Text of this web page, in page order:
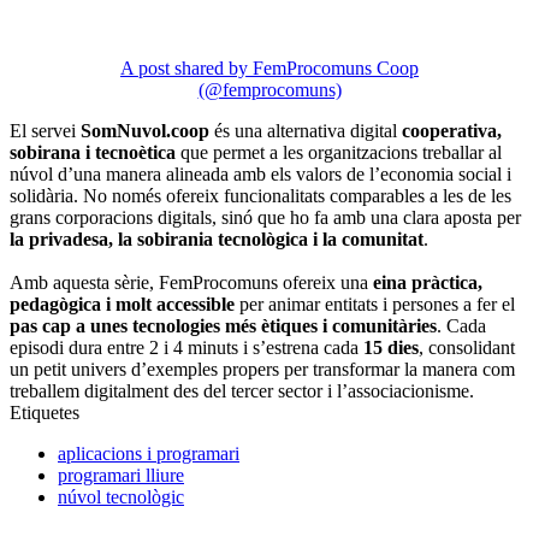
A post shared by FemProcomuns Coop
(@femprocomuns)
El servei SomNuvol.coop és una alternativa digital cooperativa,
sobirana i tecnoètica que permet a les organitzacions treballar al
núvol d’una manera alineada amb els valors de l’economia social i
solidària. No només ofereix funcionalitats comparables a les de les
grans corporacions digitals, sinó que ho fa amb una clara aposta per
la privadesa, la sobirania tecnològica i la comunitat.
Amb aquesta sèrie, FemProcomuns ofereix una eina pràctica,
pedagògica i molt accessible per animar entitats i persones a fer el
pas cap a unes tecnologies més ètiques i comunitàries. Cada
episodi dura entre 2 i 4 minuts i s’estrena cada 15 dies, consolidant
un petit univers d’exemples propers per transformar la manera com
treballem digitalment des del tercer sector i l’associacionisme.
Etiquetes
aplicacions i programari
programari lliure
núvol tecnològic